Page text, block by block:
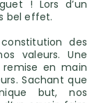
! Lors d’un
bel effet.
des
valeurs. Une
en main
Sachant que
but, nos